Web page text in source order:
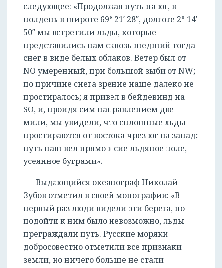
следующее: «Продолжая путь на юг, в
полдень в широте 69° 21′ 28″, долготе 2° 14′
50″ мы встретили льды, которые
представились нам сквозь шедший тогда
снег в виде белых облаков. Ветер был от
NO умеренный, при большой зыби от NW;
по причине снега зрение наше далеко не
простиралось; я привел в бейдевинд на
SO, и, пройдя сим направлением две
мили, мы увидели, что сплошные льды
простираются от востока чрез юг на запад;
путь наш вел прямо в сие льдяное поле,
усеянное буграми».
Выдающийся океанограф Николай
Зубов отметил в своей монографии: «В
первый раз люди видели эти берега, но
подойти к ним было невозможно, льды
преграждали путь. Русские моряки
добросовестно отметили все признаки
земли, но ничего больше не стали